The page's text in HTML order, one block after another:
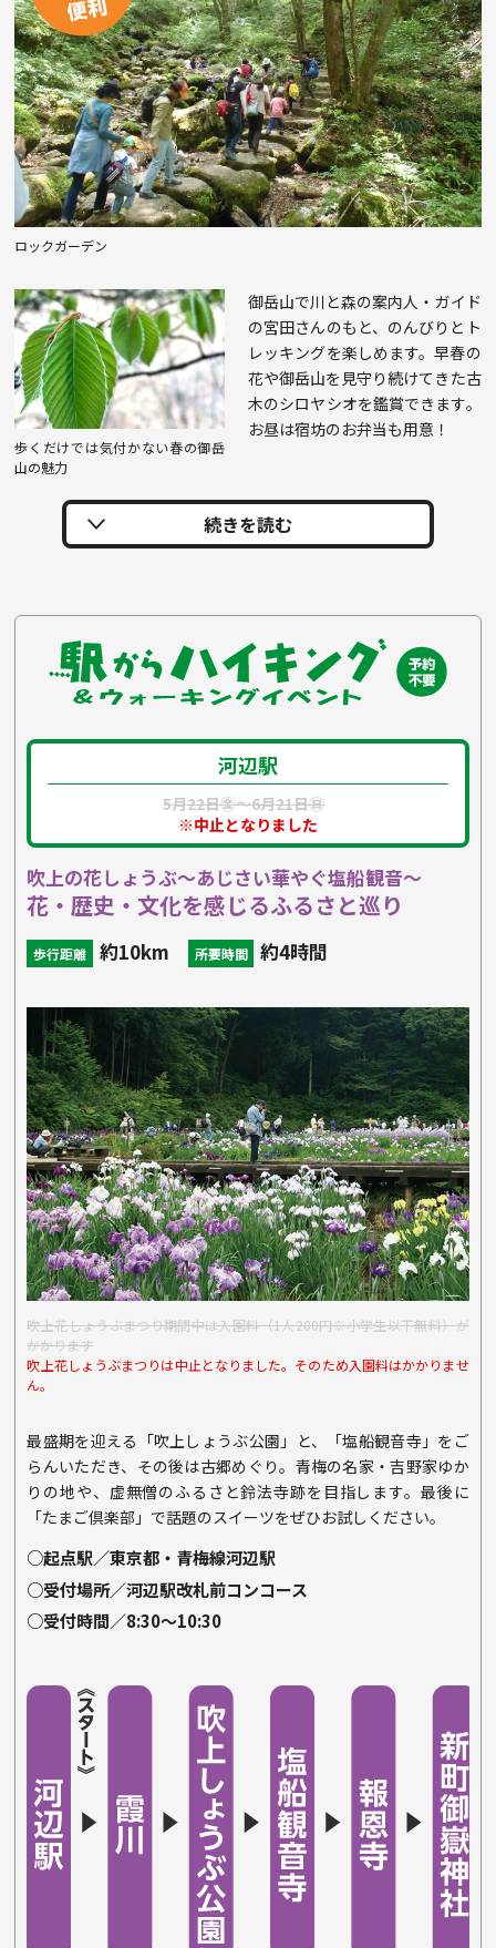
ロックガーデン
歩くだけでは気付かない春の御岳
山の魅力
御岳山で川と森の案内人・ガイド
の宮田さんのもと、のんびりとト
レッキングを楽しめます。早春の
花や御岳山を見守り続けてきた古
木のシロヤシオを鑑賞できます。
お昼は宿坊のお弁当も用意！
河辺駅
5月22日㊎〜6月21日㊐
※中止となりました
吹上の花しょうぶ～あじさい華やぐ塩船観音～
花・歴史・文化を感じるふるさと巡り
歩行距離 約10km 所要時間 約4時間
吹上花しょうぶまつり期間中は入園料（1人200円※小学生以下無料）が
かかります
吹上花しょうぶまつりは中止となりました。そのため入園料はかかりませ
ん。
最盛期を迎える「吹上しょうぶ公園」と、「塩船観音寺」をご
らんいただき、その後は古郷めぐり。青梅の名家・吉野家ゆか
りの地や、虚無僧のふるさと鈴法寺跡を目指します。最後に
「たまご倶楽部」で話題のスイーツをぜひお試しください。
○起点駅／東京都・青梅線河辺駅
○受付場所／河辺駅改札前コンコース
○受付時間／8:30〜10:30